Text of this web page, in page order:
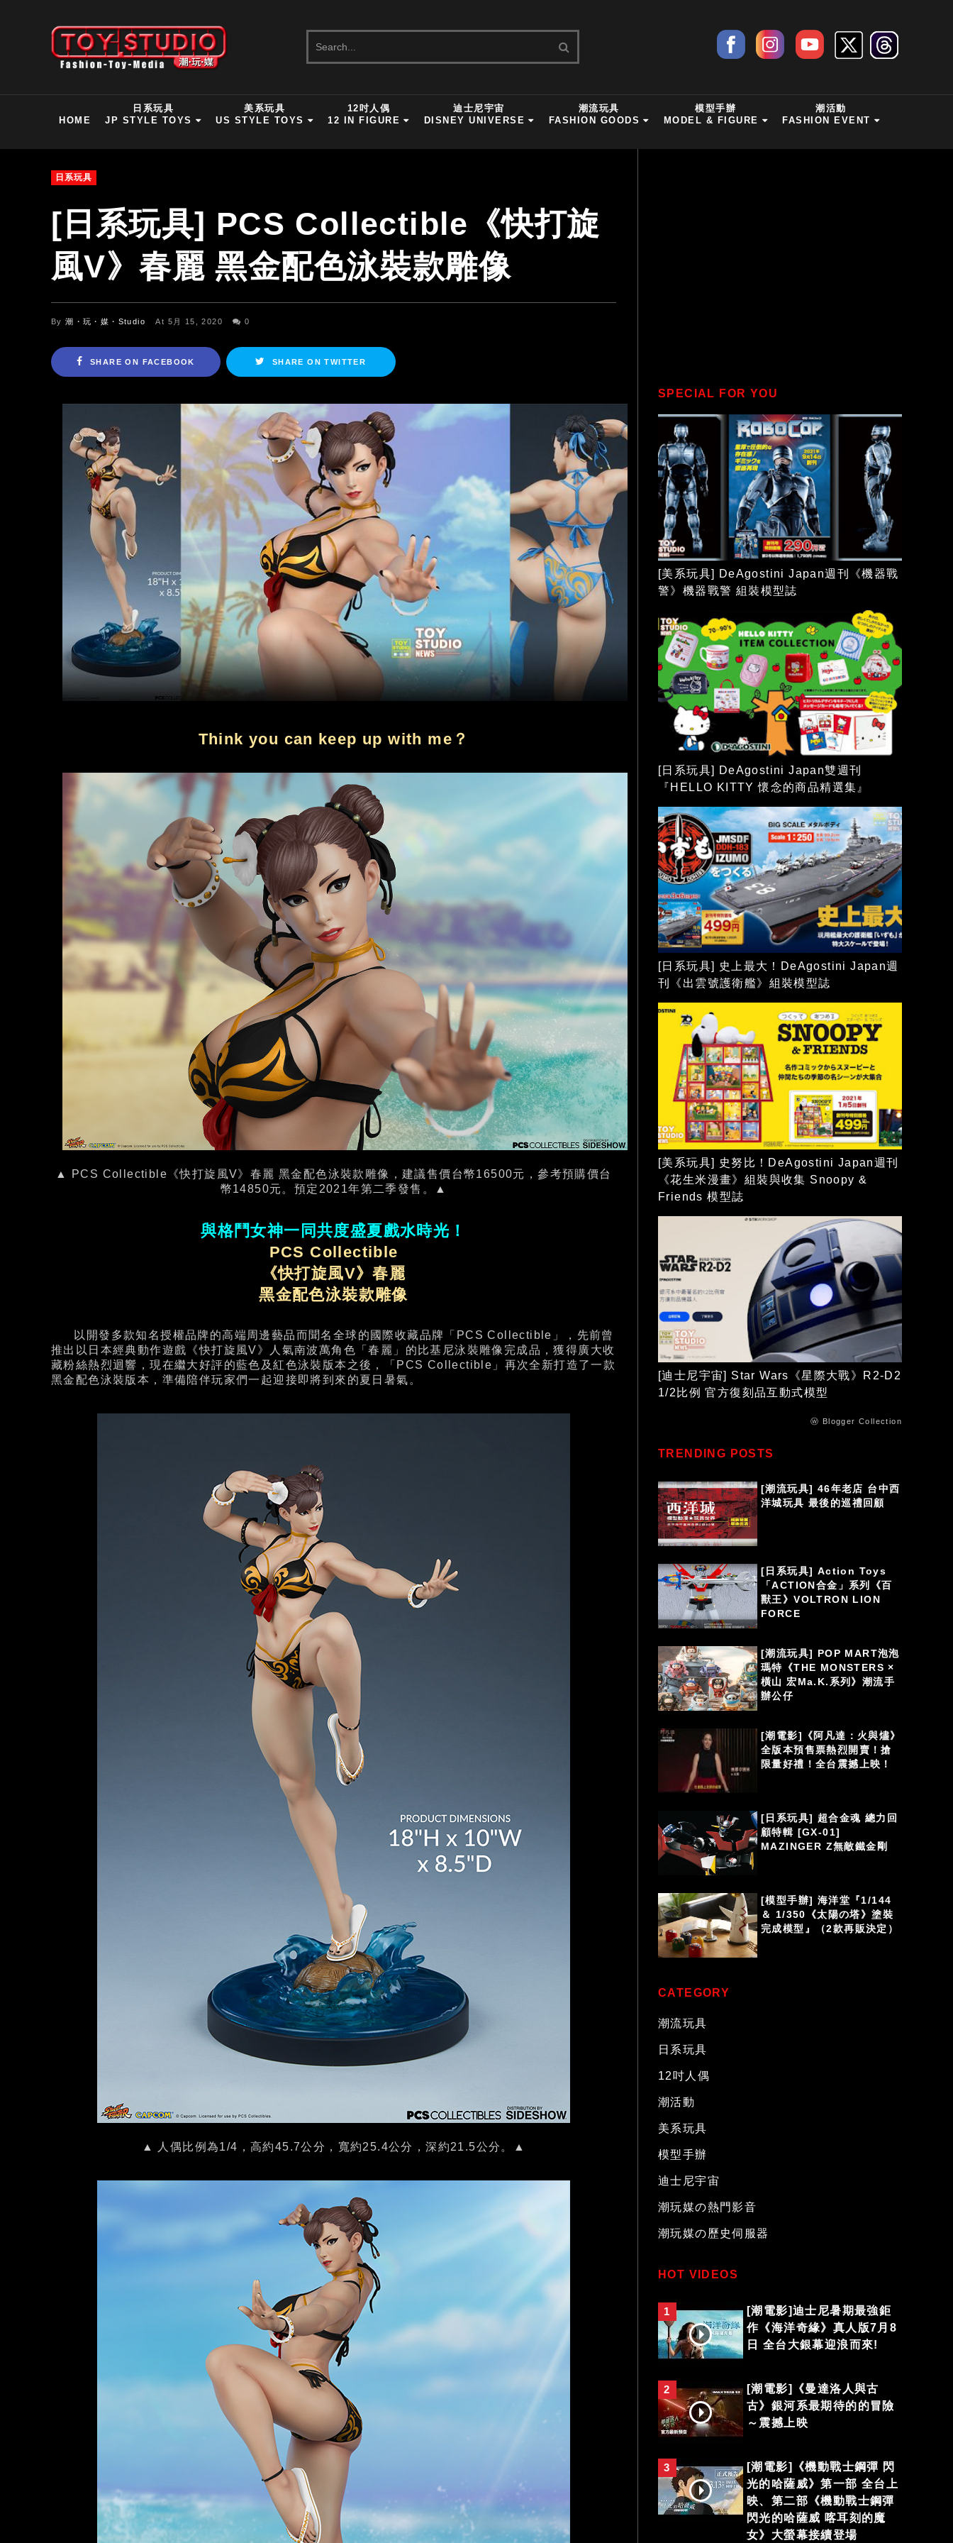
HOME
日系玩具
JP STYLE TOYS
美系玩具
US STYLE TOYS
12吋人偶
12 IN FIGURE
迪士尼宇宙
DISNEY UNIVERSE
潮流玩具
FASHION GOODS
模型手辦
MODEL & FIGURE
潮活動
FASHION EVENT
日系玩具
[日系玩具] PCS Collectible《快打旋
風V》春麗 黑金配色泳裝款雕像
By潮・玩・媒・Studio At 5月 15, 2020 0
SHARE ON FACEBOOK SHARE ON TWITTER
Think you can keep up with me？
▲ PCS Collectible《快打旋風V》春麗 黑金配色泳裝款雕像，建議售價台幣16500元，參考預購價台
幣14850元。預定2021年第二季發售。▲
與格鬥女神一同共度盛夏戲水時光！
PCS Collectible
《快打旋風V》春麗
黑金配色泳裝款雕像
以開發多款知名授權品牌的高端周邊藝品而聞名全球的國際收藏品牌「PCS Collectible」，先前曾
推出以日本經典動作遊戲《快打旋風V》人氣南波萬角色「春麗」的比基尼泳裝雕像完成品，獲得廣大收
藏粉絲熱烈迴響，現在繼大好評的藍色及紅色泳裝版本之後，「PCS Collectible」再次全新打造了一款
黑金配色泳裝版本，準備陪伴玩家們一起迎接即將到來的夏日暑氣。
▲ 人偶比例為1/4，高約45.7公分，寬約25.4公分，深約21.5公分。▲
SPECIAL FOR YOU
[美系玩具] DeAgostini Japan週刊《機器戰
警》機器戰警 組裝模型誌
[日系玩具] DeAgostini Japan雙週刊
『HELLO KITTY 懷念的商品精選集』
[日系玩具] 史上最大！DeAgostini Japan週
刊《出雲號護衛艦》組裝模型誌
[美系玩具] 史努比！DeAgostini Japan週刊
《花生米漫畫》組裝與收集 Snoopy &
Friends 模型誌
[迪士尼宇宙] Star Wars《星際大戰》R2-D2
1/2比例 官方復刻品互動式模型
ⓦ Blogger Collection
TRENDING POSTS
[潮流玩具] 46年老店 台中西
洋城玩具 最後的巡禮回顧
[日系玩具] Action Toys
「ACTION合金」系列《百
獸王》VOLTRON LION
FORCE
[潮流玩具] POP MART泡泡
瑪特《THE MONSTERS ×
橫山 宏Ma.K.系列》潮流手
辦公仔
[潮電影]《阿凡達：火與燼》
全版本預售票熱烈開賣！搶
限量好禮！全台震撼上映！
[日系玩具] 超合金魂 總力回
顧特輯 [GX-01]
MAZINGER Z無敵鐵金剛
[模型手辦] 海洋堂『1/144
＆ 1/350《太陽の塔》塗裝
完成模型』（2款再販決定）
CATEGORY
潮流玩具
日系玩具
12吋人偶
潮活動
美系玩具
模型手辦
迪士尼宇宙
潮玩媒の熱門影音
潮玩媒の歷史伺服器
HOT VIDEOS
1
[潮電影]迪士尼暑期最強鉅
作《海洋奇緣》真人版7月8
日 全台大銀幕迎浪而來!
2
[潮電影]《曼達洛人與古
古》銀河系最期待的的冒險
～震撼上映
3
[潮電影]《機動戰士鋼彈 閃
光的哈薩威》第一部 全台上
映、第二部《機動戰士鋼彈
閃光的哈薩威 喀耳刻的魔
女》大螢幕接續登場